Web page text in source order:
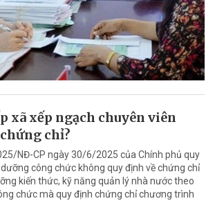
xã xếp ngạch chuyên viên
chỉ?
NĐ-CP ngày 30/6/2025 của Chính phủ quy
công chức không quy định về chứng chỉ
kiến thức, kỹ năng quản lý nhà nước theo
chức mà quy định chứng chỉ chương trình